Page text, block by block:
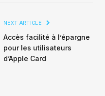
NEXT ARTICLE
Accès facilité à l’épargne
pour les utilisateurs
d’Apple Card